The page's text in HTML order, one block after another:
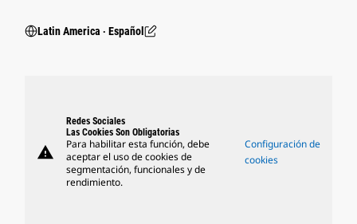
Latin America ‧ Español
warning
Redes Sociales
Las Cookies Son Obligatorias
Para habilitar esta función, debe
aceptar el uso de cookies de
segmentación, funcionales y de
rendimiento.
Configuración de
cookies